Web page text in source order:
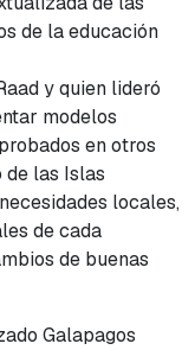
de la educación
y quien lideró
modelos
en otros
las Islas
locales,
de cada
de buenas
Galapagos